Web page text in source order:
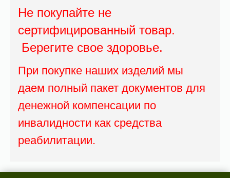
Не покупайте не
сертифицированный товар.
Берегите свое здоровье.
При покупке наших изделий мы
даем полный пакет документов для
денежной компенсации по
инвалидности как средства
реабилитации.